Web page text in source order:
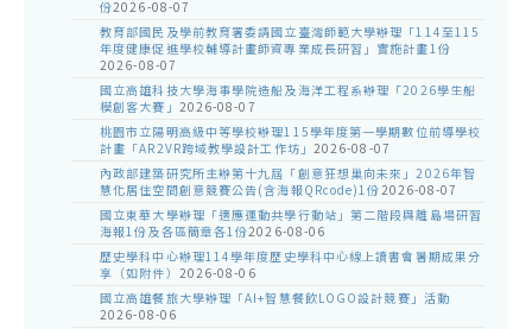
份2026-08-07
教育部國民及學前教育署委請國立臺灣師範大學辦理「114至115
年度健康促進學校輔導計畫師資專業成長研習」實施計畫1份
2026-08-07
國立高雄科技大學海事學院造船及海洋工程系辦理「2026學生船
模創客大賽」 2026-08-07
桃園市立陽明高級中等學校辦理115學年度第一學期數位前導學校
計畫「AR2VR跨域教學設計工作坊」 2026-08-07
內政部建築研究所主辦第十九屆「創意狂想巢向未來」2026年智
慧化居住空間創意競賽公告(含海報QRcode)1份2026-08-07
國立東華大學辦理「適應運動共學行動站」第二階段與離島場研習
海報1份及各區簡章各1份2026-08-06
歷史學科中心辦理114學年度歷史學科中心線上讀書會暑期成果分
享（如附件） 2026-08-06
國立高雄餐旅大學辦理「AI+智慧餐飲LOGO設計競賽」活動
2026-08-06